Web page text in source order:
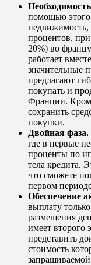
помощью этого
недвижимость,
процентов,
20%) во
работает
значительные
предлагают
покупать и
Франции.
сохранить
покупки.
Двойная фаза.
где в первые
проценты по
тела кредита.
что сможете
первом
Обеспечение
выплату
размещения
имеет второго
представить
стоимость